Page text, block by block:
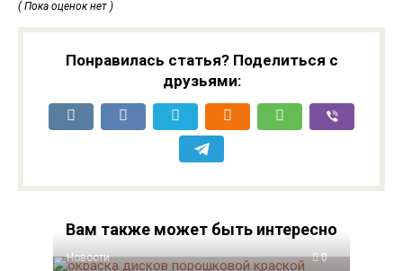
( Пока оценок нет )
Понравилась статья? Поделиться с
друзьями:
Вам также может быть интересно
Новости 0